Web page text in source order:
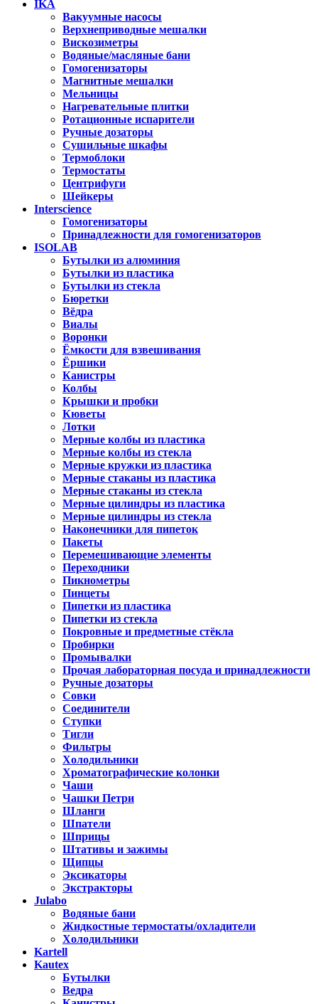
IKA
Вакуумные насосы
Верхнеприводные мешалки
Вискозиметры
Водяные/масляные бани
Гомогенизаторы
Магнитные мешалки
Мельницы
Нагревательные плитки
Ротационные испарители
Ручные дозаторы
Сушильные шкафы
Термоблоки
Термостаты
Центрифуги
Шейкеры
Interscience
Гомогенизаторы
Принадлежности для гомогенизаторов
ISOLAB
Бутылки из алюминия
Бутылки из пластика
Бутылки из стекла
Бюретки
Вёдра
Виалы
Воронки
Ёмкости для взвешивания
Ёршики
Канистры
Колбы
Крышки и пробки
Кюветы
Лотки
Мерные колбы из пластика
Мерные колбы из стекла
Мерные кружки из пластика
Мерные стаканы из пластика
Мерные стаканы из стекла
Мерные цилиндры из пластика
Мерные цилиндры из стекла
Наконечники для пипеток
Пакеты
Перемешивающие элементы
Переходники
Пикнометры
Пинцеты
Пипетки из пластика
Пипетки из стекла
Покровные и предметные стёкла
Пробирки
Промывалки
Прочая лабораторная посуда и принадлежности
Ручные дозаторы
Совки
Соединители
Ступки
Тигли
Фильтры
Холодильники
Хроматографические колонки
Чаши
Чашки Петри
Шланги
Шпатели
Шприцы
Штативы и зажимы
Щипцы
Эксикаторы
Экстракторы
Julabo
Водяные бани
Жидкостные термостаты/охладители
Холодильники
Kartell
Kautex
Бутылки
Ведра